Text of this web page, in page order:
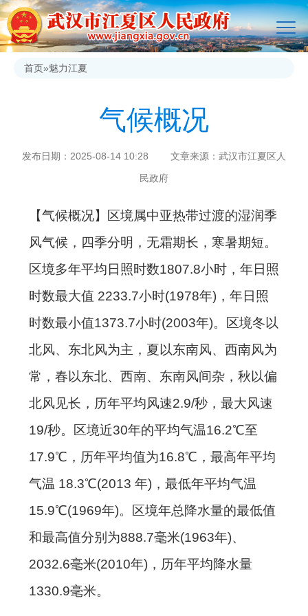
首页»魅力江夏
气候概况
发布日期：2025-08-14 10:28 文章来源：武汉市江夏区人
民政府
【气候概况】
区境属中亚热带过渡的湿润季
风气候，四季分明，无霜期长，寒暑期短。
区境多年平均日照时数1807.8小时，年日照
时数最大值 2233.7小时(1978年)，年日照
时数最小值1373.7小时(2003年)。区境冬以
北风、东北风为主，夏以东南风、西南风为
常，春以东北、西南、东南风间杂，秋以偏
北风见长，历年平均风速2.9/秒，最大风速
19/秒。区境近30年的平均气温16.2℃至
17.9℃，历年平均值为16.8℃，最高年平均
气温 18.3℃(2013 年)，最低年平均气温
15.9℃(1969年)。区境年总降水量的最低值
和最高值分别为888.7毫米(1963年)、
2032.6毫米(2010年)，历年平均降水量
1330.9毫米。